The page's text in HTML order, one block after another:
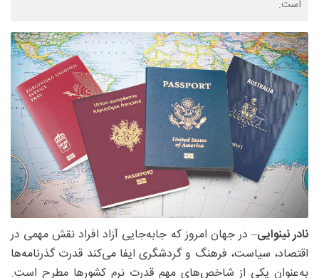
است.
نادر نینوایی– در جهان امروز که جابه‌جایی آزاد افراد نقش مهمی در
اقتصاد، سیاست، فرهنگ و گردشگری ایفا می‌کند قدرت گذرنامه‌ها
به‌عنوان یکی از شاخص‌های مهم قدرت نرم کشورها مطرح است.